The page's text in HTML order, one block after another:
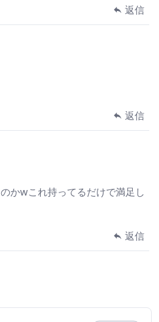
返信
返信
かwこれ持ってるだけで満足し
返信